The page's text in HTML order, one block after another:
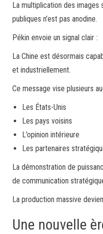
La multiplication des
publiques n’est pas anodine.
Pékin envoie un signal clair :
La Chine est désormais
et industriellement.
Ce message vise plusieurs
Les États-Unis
Les pays voisins
L’opinion intérieure
Les partenaires
La démonstration de
de communication
La production massive
Une nouvelle